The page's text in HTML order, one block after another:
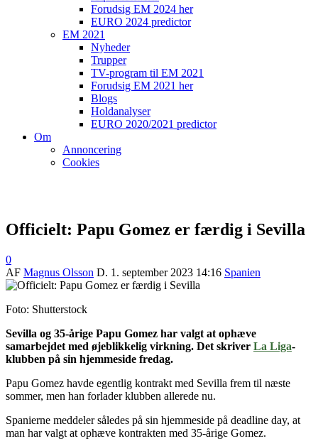
Forudsig EM 2024 her
EURO 2024 predictor
EM 2021
Nyheder
Trupper
TV-program til EM 2021
Forudsig EM 2021 her
Blogs
Holdanalyser
EURO 2020/2021 predictor
Om
Annoncering
Cookies
Officielt: Papu Gomez er færdig i Sevilla
0
AF Magnus Olsson D. 1. september 2023 14:16 Spanien
Foto: Shutterstock
Sevilla og 35-årige Papu Gomez har valgt at ophæve
samarbejdet med øjeblikkelig virkning. Det skriver La Liga-
klubben på sin hjemmeside fredag.
Papu Gomez havde egentlig kontrakt med Sevilla frem til næste
sommer, men han forlader klubben allerede nu.
Spanierne meddeler således på sin hjemmeside på deadline day, at
man har valgt at ophæve kontrakten med 35-årige Gomez.